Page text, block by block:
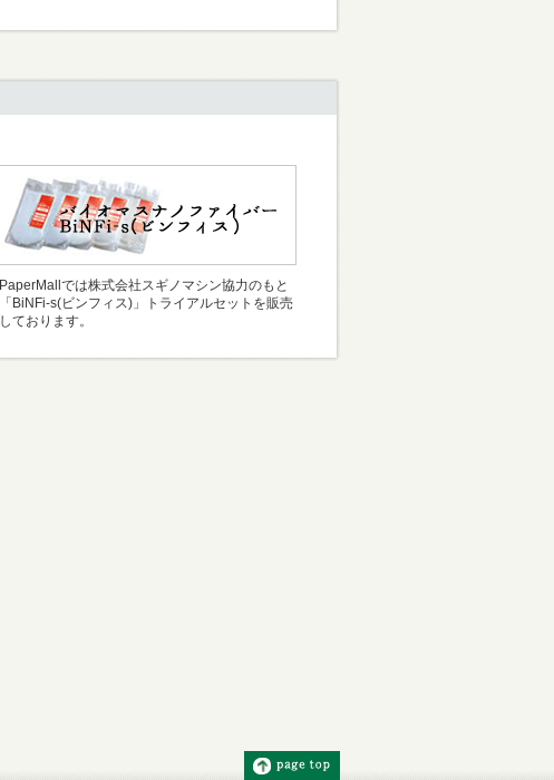
PaperMallでは株式会社スギノマシン協力のもと
「BiNFi-s(ビンフィス)」トライアルセットを販売
しております。